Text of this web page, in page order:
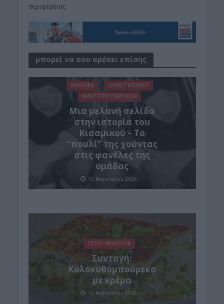
περιφέρειας.
μπορεί να σου αρέσει επίσης
ΑΘΛΗΤΙΚΑ
ΔΉΜΟΣ ΚΙΣΆΜΟΥ
ΜΑΤΙΕΣ ΣΤΟ ΠΑΡΕΛΘΟΝ
Μια μελανή σελίδα
στην ιστορία του
Κισαμικού – Το
“πουλί” της χούντας
στις φανέλες της
ομάδας
10 Αυγούστου 2026
ΓΕΎΣΗ - ΨΥΧΑΓΩΓΊΑ
Συνταγή:
Κολοκυθομπούρεκο
με κρέμα
10 Αυγούστου 2026